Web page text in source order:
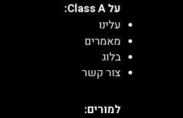
על Class A:
עלינו
מאמרים
בלוג
צור קשר
למורים: